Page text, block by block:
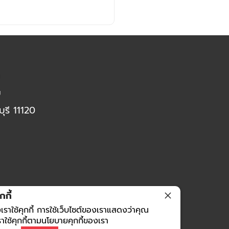
กี้
ราใช้คุกกี้ การใช้เว็บไซต์ของเราแสดงว่าคุณ
ใช้คุกกี้ตามนโยบายคุกกี้ของเรา
11120